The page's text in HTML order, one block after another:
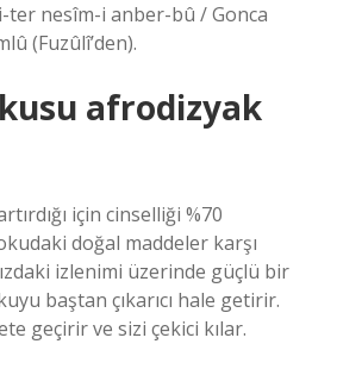
ter nesîm-i anber-bû / Gonca
(Fuzûlî’den).
afrodizyak
için cinselliği %70
doğal maddeler karşı
izlenimi üzerinde güçlü bir
baştan çıkarıcı hale getirir.
geçirir ve sizi çekici kılar.